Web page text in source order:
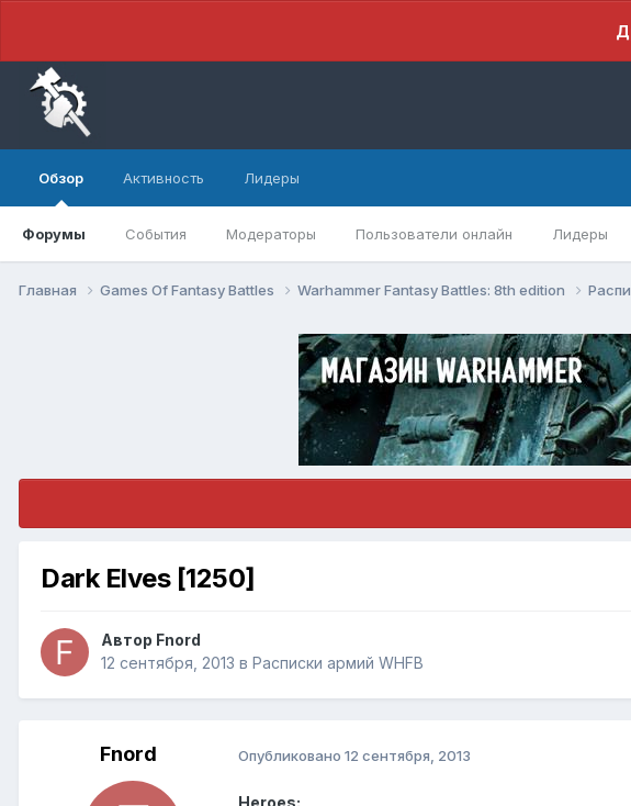
Обзор
Форумы События Модераторы Пользователи онлайн Лидеры
Активность Лидеры
Главная Games Of Fantasy Battles Warhammer Fantasy Battles: 8th edition
Dark Elves [1250]
Автор Fnord
12 сентября, 2013 в Расписки армий WHFB
Fnord Опубликовано 12 сентября, 2013